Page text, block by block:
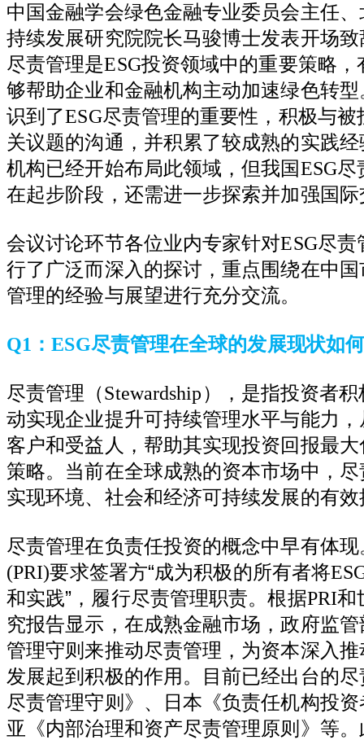
中国金融学会绿色金融专业委员会主任
持续发展研究院院长马骏博士发表开场
尽责管理是ESG投资领域中的重要策略
够帮助企业和金融机构主动加速绿色转
识到了ESG尽责管理的重要性，积极与被
关议题的沟通，并积累了较成熟的实践
机构已经开始布局此领域，但我国ESG尽
在起步阶段，还需进一步探索并加强国
会议讨论环节各位业内专家针对ESG尽责
行了广泛而深入的探讨，重点围绕在中
管理的经验与展望进行充分交流。
Q1 ：ESG尽责管理在全球的发展现状如
尽责管理（Stewardship），是指投资者
动实现企业提升可持续管理水平与能力
客户和受益人，帮助其实现投资回报最
策略。当前在全球成熟的资本市场中，
实现环境、社会和经济可持续发展的有
尽责管理在负责任投资的概念中早有体
(PRI)要求签署方“成为积极的所有者将
和实践”，履行尽责管理职责。根据PRI和
究报告显示，在成熟金融市场，政府监
管理守则来推动尽责管理，为资本深入
发展起到积极的作用。目前已经出台的
尽责管理守则》、日本《负责任机构投
亚《内部治理和资产尽责管理原则》等